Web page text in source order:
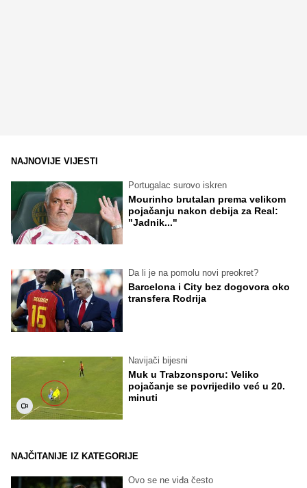
NAJNOVIJE VIJESTI
Portugalac surovo iskren
Mourinho brutalan prema velikom
pojačanju nakon debija za Real:
"Jadnik..."
Da li je na pomolu novi preokret?
Barcelona i City bez dogovora oko
transfera Rodrija
Navijači bijesni
Muk u Trabzonsporu: Veliko
pojačanje se povrijedilo već u 20.
minuti
NAJČITANIJE IZ KATEGORIJE
Ovo se ne viđa često